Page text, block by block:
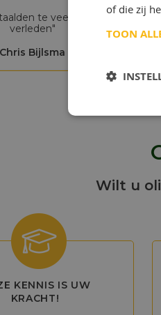
Chris Bijlsma
te veel in het
verleden"
Wilt u
KENNIS IS UW
KRACHT!
of die zij
TOON